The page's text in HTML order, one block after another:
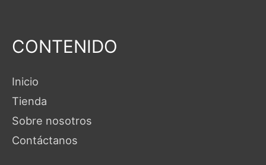
CONTENIDO
Inicio
Tienda
Sobre nosotros
Contáctanos